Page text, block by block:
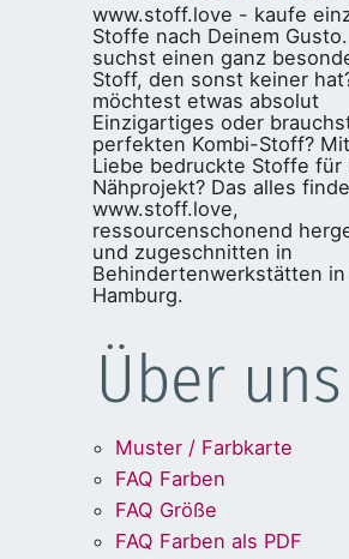
www.stoff.love - kaufe
Stoffe nach Deinem
suchst einen ganz
Stoff, den sonst keiner
möchtest etwas absolut
Einzigartiges oder
perfekten Kombi-Stoff?
Liebe bedruckte Stoffe für
Nähprojekt? Das alles
www.stoff.love,
ressourcenschonend
und zugeschnitten in
Behindertenwerkstätten in
Hamburg.
Über uns
Muster / Farbkarte
FAQ Farben
FAQ Größe
FAQ Farben als PDF